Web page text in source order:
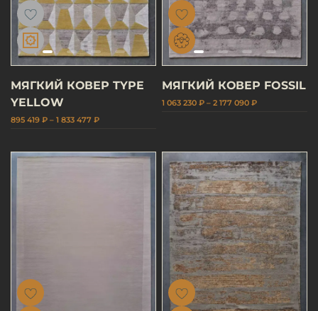
МЯГКИЙ КОВЕР TYPE
YELLOW
895 419 ₽ – 1 833 477 ₽
МЯГКИЙ КОВЕР FOSSIL
1 063 230 ₽ – 2 177 090 ₽